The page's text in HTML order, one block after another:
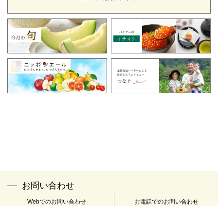
「全農食品オンラインショップ窓口」
TEL：0120-058-047
FAX：03-3350-2153
メールアドレス：info@zfc-shop.jp
※受付時間：午前9時～午後5時 土・日・祝日・年末年始(12
月29日～1月4日)は休業とさせていただきます。
※当社は下記の認定個人情報保護団体の対象事業者となっていま
す。
お問い合わせ
Webでのお問い合わせ お電話でのお問い合わせ